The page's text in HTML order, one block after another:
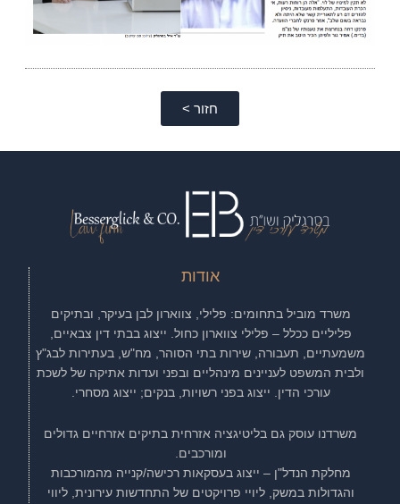
חזור >
אודות
משרד מוביל בתחומים: פלילי, צווארון לבן בעיקר, ובתיקים
פליליים ככלל – פלילי צווארון כחול. ייצוג בבתי דין צבאיים,
משמעתיים, תעבורה, שירות בתי הסוהר, מח"ש, בעתירות לבג"ץ
ולבית המשפט לעניינים מינהליים ובפני ועדות אתיקה של לשכת
עורכי הדין. ייצוג בפני רשויות, בנקים; ייצוג מסחרי.
משרדנו עוסק גם בליטיגציה אזרחית בתיקים אזרחיים גדולים
ומורכבים.
מחלקת הנדל"ן – ייצוג בעסקאות רכישה/קנייה מהמורכבות
והגדולות במשק, ליויי פרויקטים של התחדשות עירונית, ליווי